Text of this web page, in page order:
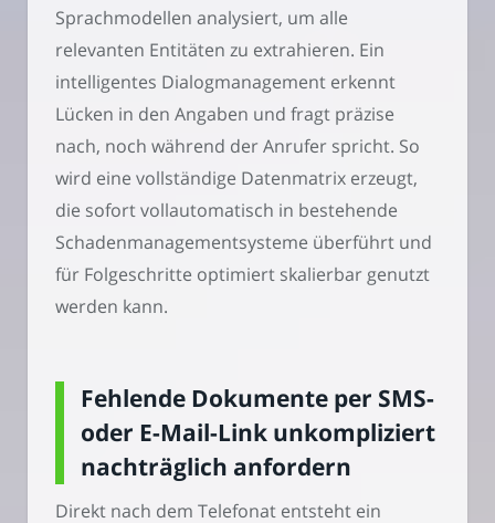
Sprachmodellen analysiert, um alle
relevanten Entitäten zu extrahieren. Ein
intelligentes Dialogmanagement erkennt
Lücken in den Angaben und fragt präzise
nach, noch während der Anrufer spricht. So
wird eine vollständige Datenmatrix erzeugt,
die sofort vollautomatisch in bestehende
Schadenmanagementsysteme überführt und
für Folgeschritte optimiert skalierbar genutzt
werden kann.
Fehlende Dokumente per SMS-
oder E-Mail-Link unkompliziert
nachträglich anfordern
Direkt nach dem Telefonat entsteht ein